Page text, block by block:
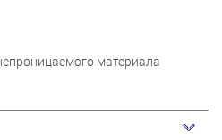
12 лет
материала